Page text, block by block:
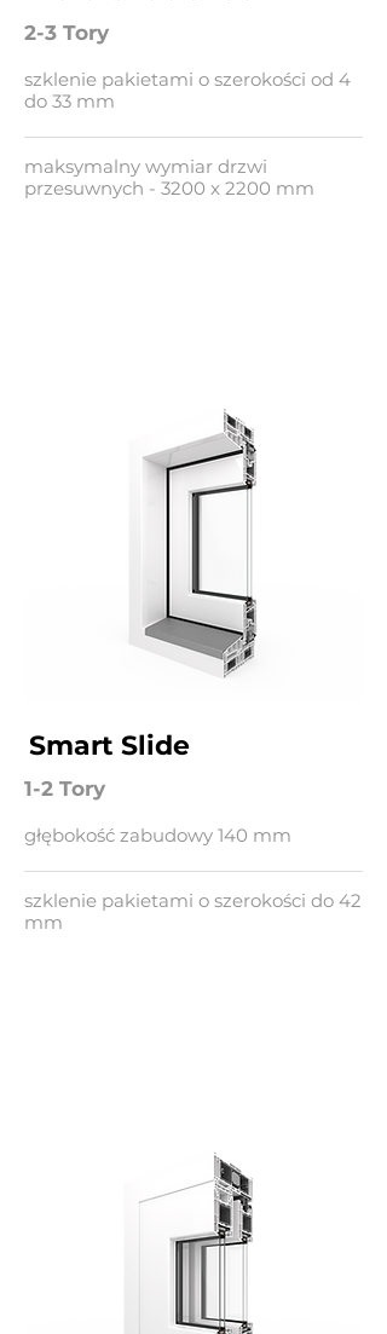
2-3 Tory
szklenie pakietami o szerokości od 4
do 33 mm
maksymalny wymiar drzwi
przesuwnych - 3200 x 2200 mm
Smart Slide
1-2 Tory
głębokość zabudowy 140 mm
szklenie pakietami o szerokości do 42
mm